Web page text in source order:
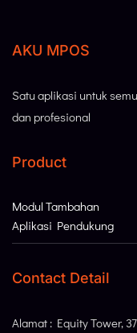
AKU MPOS
Satu aplikasi untuk
dan profesional
Product
Modul Tambahan
Aplikasi Pendukung
Contact Detail
Alamat : Equity Tower,